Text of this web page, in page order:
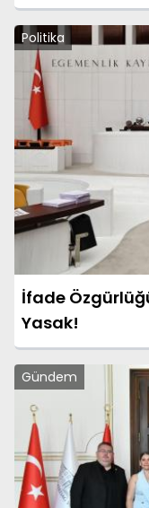
Politika
İfade
Yasak!
Gündem